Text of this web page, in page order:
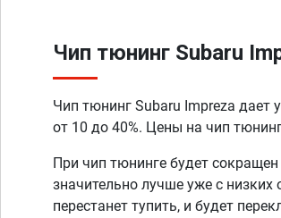
Чип тюнинг Subaru
Чип тюнинг Subaru Impreza дает
от 10 до 40%. Цены на чип
При чип тюнинге будет
значительно лучше уже с
перестанет тупить, и будет